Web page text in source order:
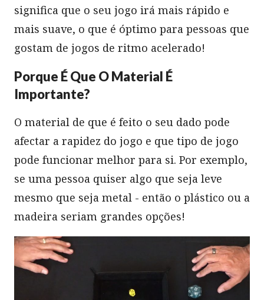
significa que o seu jogo irá mais rápido e
mais suave, o que é óptimo para pessoas que
gostam de jogos de ritmo acelerado!
Porque É Que O Material É
Importante?
O material de que é feito o seu dado pode
afectar a rapidez do jogo e que tipo de jogo
pode funcionar melhor para si. Por exemplo,
se uma pessoa quiser algo que seja leve
mesmo que seja metal - então o plástico ou a
madeira seriam grandes opções!